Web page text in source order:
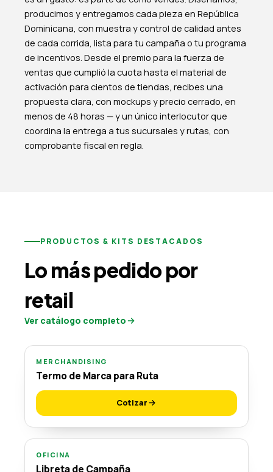
producimos y entregamos cada pieza en República
Dominicana, con muestra y control de calidad antes
de cada corrida, lista para tu campaña o tu programa
de incentivos. Desde el premio para la fuerza de
ventas que cumplió la cuota hasta el material de
activación para cientos de tiendas, recibes una
propuesta clara, con mockups y precio cerrado, en
menos de 48 horas — y un único interlocutor que
coordina la entrega a tus sucursales y rutas, con
comprobante fiscal en regla.
PRODUCTOS & KITS DESTACADOS
Lo más pedido por
retail
Ver catálogo completo
MERCHANDISING
Termo de Marca para Ruta
Cotizar
OFICINA
Libreta de Campaña